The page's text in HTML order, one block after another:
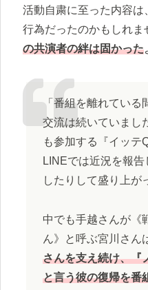
活動自粛に至った内容は
行為だったのかもしれま
の共演者の絆は固かった
「番組を離れている
交流は続いていまし
も参加する『イッテ
LINEでは近況を報
したりして盛り上が
中でも手越さんが《
ん》と呼ぶ宮川さん
さんを支え続け、『
と言う彼の復帰を番